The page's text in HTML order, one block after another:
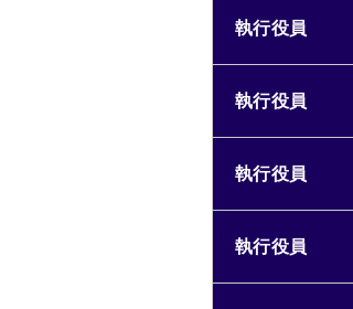
執行役員
執行役員
執行役員
執行役員